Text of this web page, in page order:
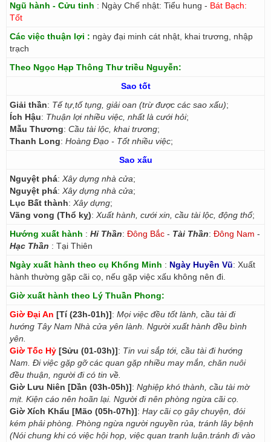
Ngũ hành - Cửu tinh : Ngày Chế nhật: Tiểu hung - Bát Bạch:
Tốt
Các việc thuận lợi : ngày đại minh cát nhật, khai trương, nhập
trạch
Theo Ngọc Hạp Thông Thư triều Nguyễn:
Sao tốt
Giải thần: Tế tự,tố tụng, giải oan (trừ được các sao xấu);
Ích Hậu: Thuận lợi nhiều việc, nhất là cưới hỏi;
Mẫu Thương: Cầu tài lộc, khai trương;
Thanh Long: Hoàng Đạo - Tốt nhiều việc;
Sao xấu
Nguyệt phá: Xây dựng nhà cửa;
Nguyệt phá: Xây dựng nhà cửa;
Lục Bất thành: Xây dựng;
Vãng vong (Thổ kỵ): Xuất hành, cưới xin, cầu tài lộc, động thổ;
Hướng xuất hành : Hỉ Thần: Đông Bắc - Tài Thần: Đông Nam -
Hạc Thần : Tại Thiên
Ngày xuất hành theo cụ Khổng Minh : Ngày Huyền Vũ: Xuất
hành thường gặp cãi cọ, nếu gặp việc xấu không nên đi.
Giờ xuất hành theo Lý Thuần Phong:
Giờ Đại An [Tí (23h-01h)]: Mọi việc đều tốt lành, cầu tài đi
hướng Tây Nam Nhà cửa yên lành. Người xuất hành đều bình
yên.
Giờ Tốc Hỷ [Sửu (01-03h)]: Tin vui sắp tới, cầu tài đi hướng
Nam. Đi việc gặp gỡ các quan gặp nhiều may mắn, chăn nuôi
đều thuận, người đi có tin về.
Giờ Lưu Niên [Dần (03h-05h)]: Nghiệp khó thành, cầu tài mờ
mịt. Kiện cáo nên hoãn lại. Người đi nên phòng ngừa cãi cọ.
Giờ Xích Khẩu [Mão (05h-07h)]: Hay cãi cọ gây chuyện, đói
kém phải phòng. Phòng ngừa người nguyền rủa, tránh lây bệnh
(Nói chung khi có việc hội họp, việc quan tranh luận.tránh đi vào